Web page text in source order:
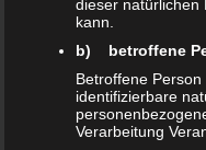
Räume mit ganz
dieser natürlichen
kann.
b) betroffene
Betroffene
identifizierbare
Verarbeitung